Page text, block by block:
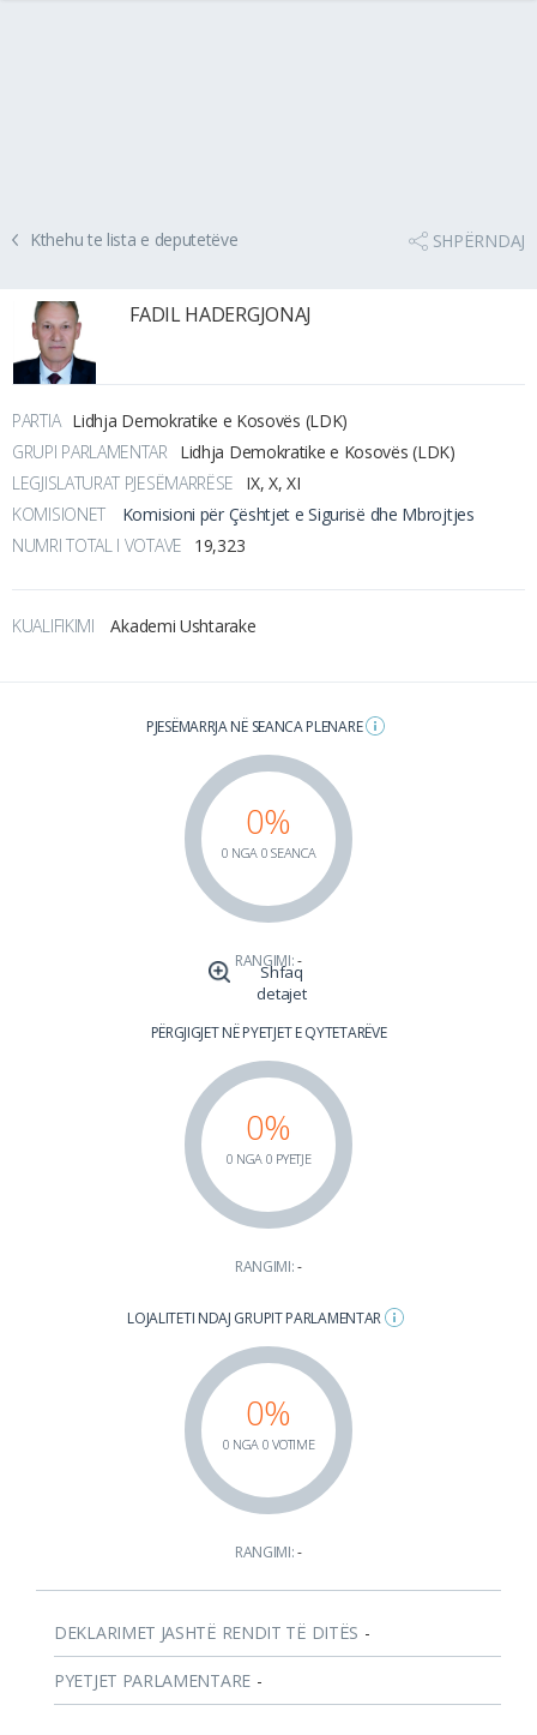
Kthehu te lista e deputetëve SHPËRNDAJ
FADIL HADERGJONAJ
PARTIA Lidhja Demokratike e Kosovës (LDK)
GRUPI PARLAMENTAR
Lidhja Demokratike e Kosovës (LDK)
LEGJISLATURAT PJESËMARRËSE
IX, X, XI
KOMISIONET
Komisioni për Çështjet e Sigurisë dhe Mbrojtjes
NUMRI TOTAL I VOTAVE
19,323
KUALIFIKIMI Akademi Ushtarake
PJESËMARRJA NË SEANCA PLENARE
0%
0 NGA 0 SEANCA
RANGIMI:-
Shfaq
detajet
PËRGJIGJET NË PYETJET E QYTETARËVE
0%
0 NGA 0 PYETJE
RANGIMI:-
LOJALITETI NDAJ GRUPIT PARLAMENTAR
0%
0 NGA 0 VOTIME
RANGIMI:-
DEKLARIMET JASHTË RENDIT TË DITËS -
PYETJET PARLAMENTARE -